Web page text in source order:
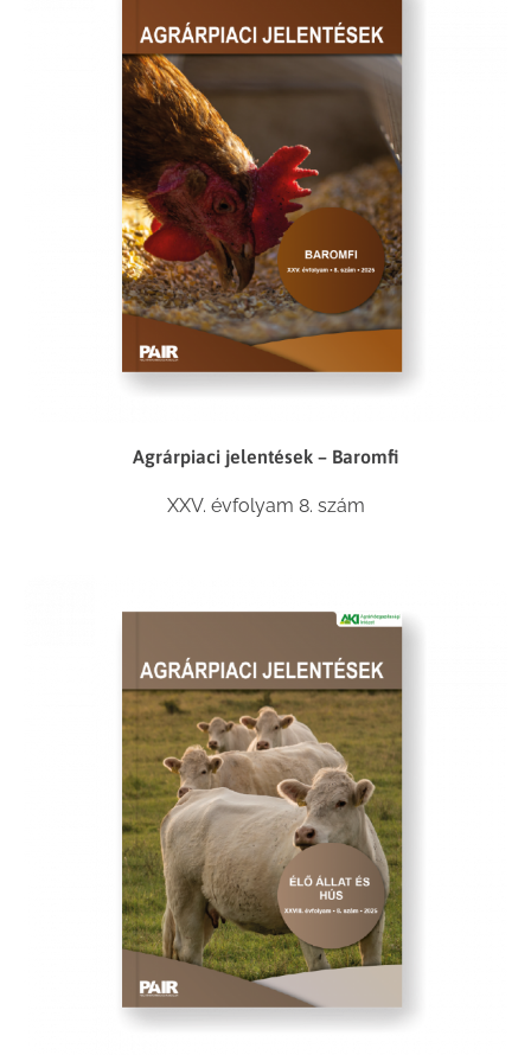
Agrárpiaci jelentések – Baromfi
XXV. évfolyam 8. szám